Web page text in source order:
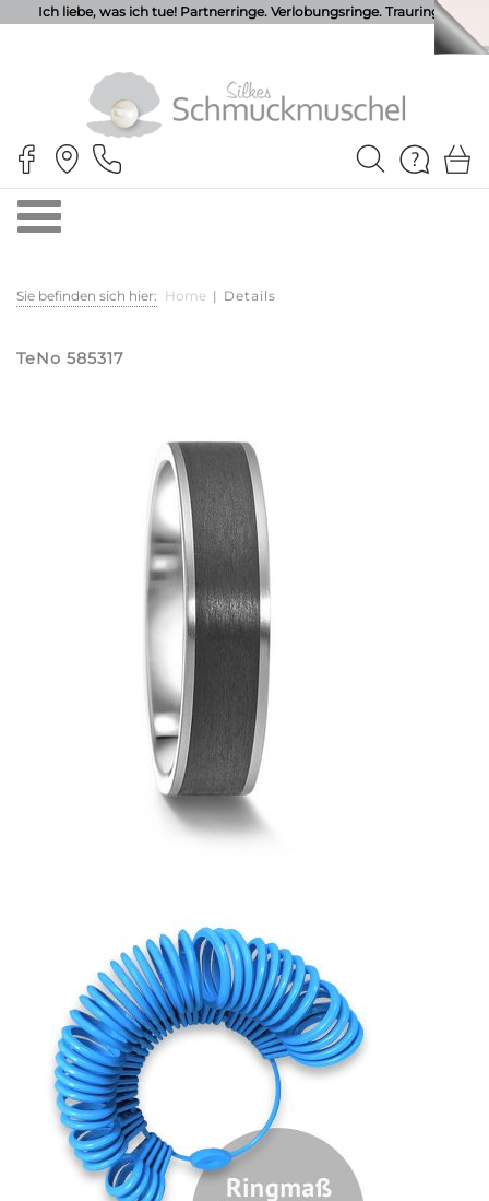
Ich liebe, was ich tue! Partnerringe. Verlobungsringe. Trauringe.
Sie befinden sich hier: Home | Details
TeNo 585317